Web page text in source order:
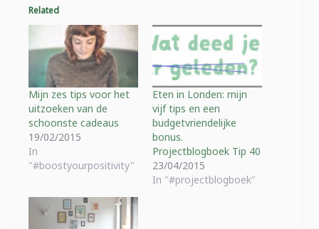
Related
Mijn zes tips voor het
uitzoeken van de
schoonste cadeaus
19/02/2015
In
"#boostyourpositivity"
Eten in Londen: mijn
vijf tips en een
budgetvriendelijke
bonus.
Projectblogboek Tip 40
23/04/2015
In "#projectblogboek"